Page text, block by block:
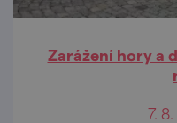
Zarážení hory a
7.